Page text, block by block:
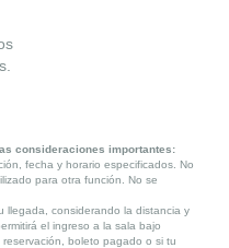
consideraciones importantes:
fecha y horario especificados. No
para otra función. No se
llegada, considerando la distancia y
el ingreso a la sala bajo
boleto pagado o si tu